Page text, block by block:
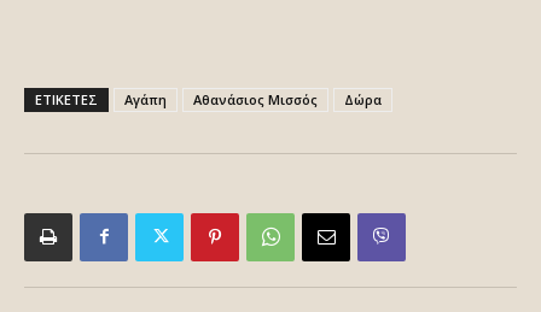
ΕΤΙΚΕΤΕΣ Αγάπη Αθανάσιος Μισσός Δώρα